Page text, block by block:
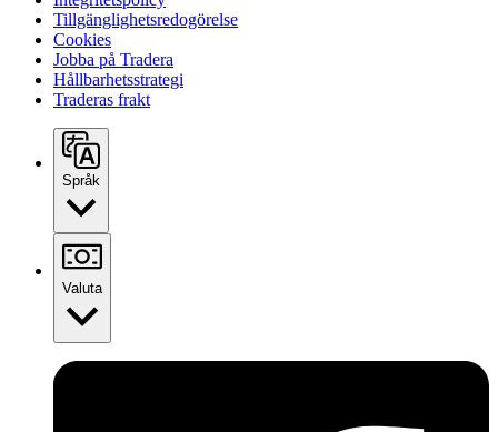
Tillgänglighetsredogörelse
Cookies
Jobba på Tradera
Hållbarhetsstrategi
Traderas frakt
Språk
Valuta